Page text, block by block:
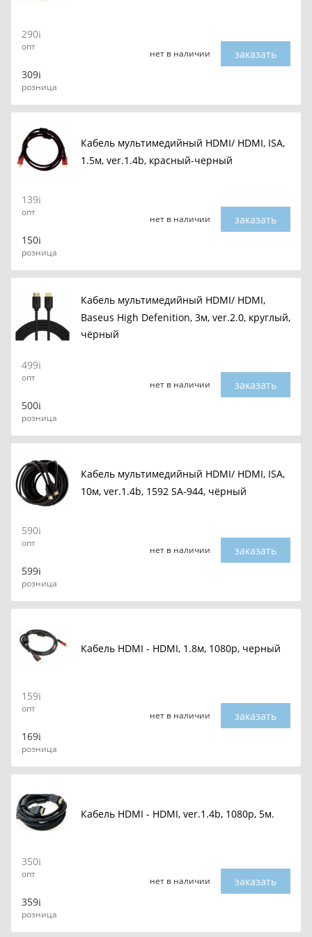
290
опт
309
розница
нет в наличии заказать
Кабель мультимедийный HDMI/ HDMI, ISA,
1.5м, ver.1.4b, красный-черный
139
опт
150
розница
нет в наличии заказать
Кабель мультимедийный HDMI/ HDMI,
Baseus High Defenition, 3м, ver.2.0, круглый,
чёрный
499
опт
500
розница
нет в наличии заказать
Кабель мультимедийный HDMI/ HDMI, ISA,
10м, ver.1.4b, 1592 SA-944, чёрный
590
опт
599
розница
нет в наличии заказать
Кабель HDMI - HDMI, 1.8м, 1080p, черный
159
опт
169
розница
нет в наличии заказать
Кабель HDMI - HDMI, ver.1.4b, 1080p, 5м.
350
опт
359
розница
нет в наличии заказать